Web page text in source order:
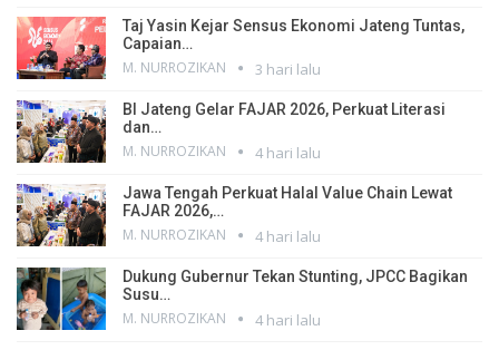
Taj Yasin Kejar Sensus Ekonomi Jateng Tuntas,
Capaian…
M. NURROZIKAN 3 hari lalu
BI Jateng Gelar FAJAR 2026, Perkuat Literasi
dan…
M. NURROZIKAN 4 hari lalu
Jawa Tengah Perkuat Halal Value Chain Lewat
FAJAR 2026,…
M. NURROZIKAN 4 hari lalu
Dukung Gubernur Tekan Stunting, JPCC Bagikan
Susu…
M. NURROZIKAN 4 hari lalu